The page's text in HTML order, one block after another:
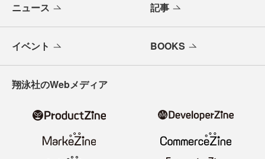
ニュース 記事
イベント BOOKS
翔泳社のWebメディア